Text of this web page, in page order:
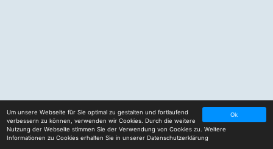
Ok
Um unsere Webseite für Sie optimal zu gestalten und fortlaufend
verbessern zu können, verwenden wir Cookies. Durch die weitere
Nutzung der Webseite stimmen Sie der Verwendung von Cookies zu. Weitere
Informationen zu Cookies erhalten Sie in unserer Datenschutzerklärung